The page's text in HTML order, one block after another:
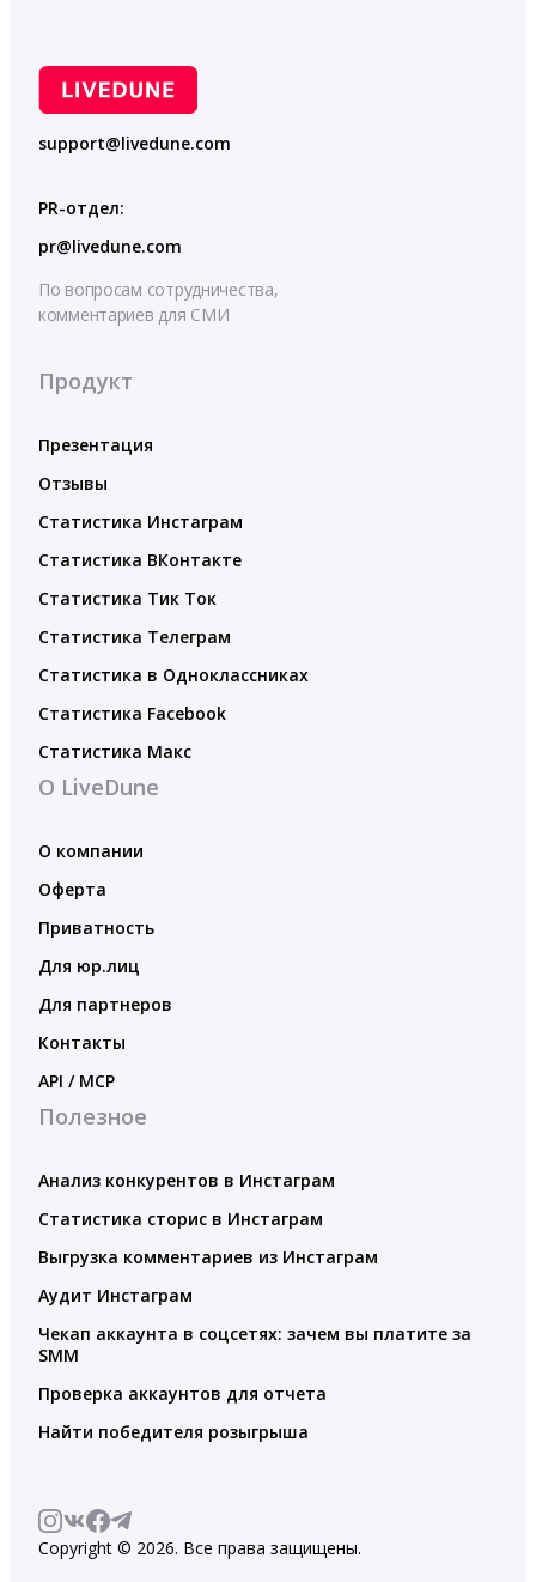
support@livedune.com
PR-отдел:
pr@livedune.com
По вопросам сотрудничества,
комментариев для СМИ
Продукт
Презентация
Отзывы
Статистика Инстаграм
Статистика ВКонтакте
Статистика Тик Ток
Статистика Телеграм
Статистика в Одноклассниках
Статистика Facebook
Статистика Макс
О LiveDune
О компании
Оферта
Приватность
Для юр.лиц
Для партнеров
Контакты
API / MCP
Полезное
Анализ конкурентов в Инстаграм
Статистика сторис в Инстаграм
Выгрузка комментариев из Инстаграм
Аудит Инстаграм
Чекап аккаунта в соцсетях: зачем вы платите за
SMM
Проверка аккаунтов для отчета
Найти победителя розыгрыша
Copyright © 2026. Все права защищены.